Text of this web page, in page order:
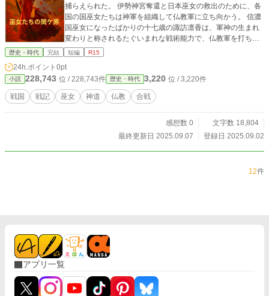
捕らえられた。 伊勢神宮奪還と日本巫女の救出のために、各
国の国巫女たちは神軍を組織して仏教軍に立ち向かう。 信濃
国巫女になったばかりの十七歳の諏訪凛香は、軍神の生まれ
変わりと称されるたぐいまれな戦術能力で、仏教軍を打ち破
っていった。
歴史・時代 完結 短編 R15
24h.ポイント 0pt
小説 228,743 位 / 228,743件 歴史・時代 3,220 位 / 3,220件
戦国 戦記 巫女 神道 仏教 合戦
感想数 0
文字数 18,804
最終更新日 2025.09.07
登録日 2025.09.02
12件
アプリ一覧